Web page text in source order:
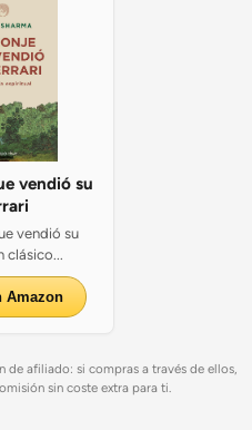
vendió su
vendió su
clásico...
Amazon
de afiliado: si compras a través de ellos,
sin coste extra para ti.